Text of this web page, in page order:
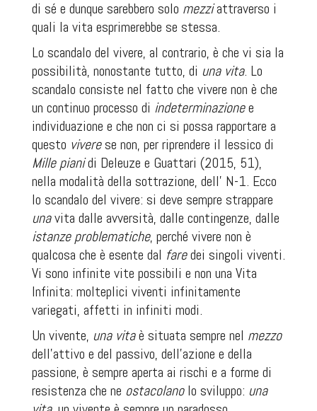
di sé e dunque sarebbero solo mezziattraverso i
quali la vita esprimerebbe se stessa.
Lo scandalo del vivere, al contrario, è che vi sia la
possibilità, nonostante tutto, di una vita. Lo
scandalo consiste nel fatto che vivere non è che
un continuo processo di indeterminazionee
individuazione e che non ci si possa rapportare a
questo viverese non, per riprendere il lessico di
Mille pianidi Deleuze e Guattari (2015, 51),
nella modalità della sottrazione, dell’ N-1. Ecco
lo scandalo del vivere: si deve sempre strappare
unavita dalle avversità, dalle contingenze, dalle
istanze problematiche, perché vivere non è
qualcosa che è esente dal faredei singoli viventi.
Vi sono infinite vite possibili e non una Vita
Infinita: molteplici viventi infinitamente
variegati, affetti in infiniti modi.
Un vivente, una vitaè situata sempre nel mezzo
dell’attivo e del passivo, dell’azione e della
passione, è sempre aperta ai rischi e a forme di
resistenza che ne ostacolanolo sviluppo: una